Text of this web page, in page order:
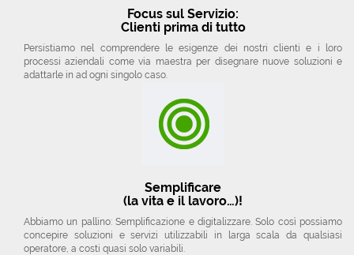
Focus sul Servizio:
Clienti prima di tutto
Persistiamo nel comprendere le esigenze dei nostri clienti e i loro
processi aziendali come via maestra per disegnare nuove soluzioni e
adattarle in ad ogni singolo caso.
Semplificare
(la vita e il lavoro…)!
Abbiamo un pallino: Semplificazione e digitalizzare. Solo così possiamo
concepire soluzioni e servizi utilizzabili in larga scala da qualsiasi
operatore, a costi quasi solo variabili.